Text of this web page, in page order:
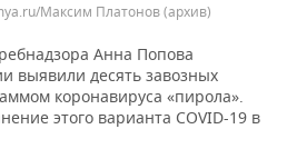
Максим Платонов (архив)
Анна Попова
выявили десять завозных
коронавируса «пирола».
этого варианта COVID-19 в